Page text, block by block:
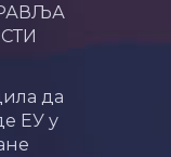
да
ЕУ у